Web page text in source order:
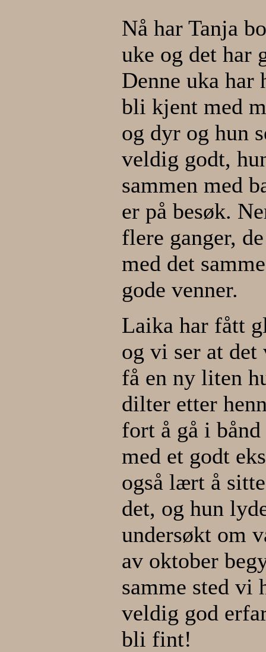
Nå har Tanja
uke og det har
Denne uka har
bli kjent med
og dyr og hun
veldig godt,
sammen med
er på besøk.
flere ganger,
med det
gode venner.
Laika har fått
og vi ser at det
få en ny liten
dilter etter
fort å gå i
med et godt
også lært å
det, og hun
undersøkt om
av oktober
samme sted vi
veldig god
bli fint!